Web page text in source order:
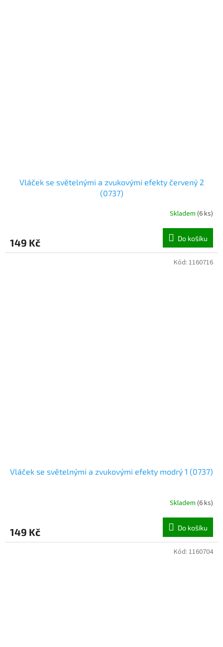
Vláček se světelnými a zvukovými efekty červený 2
(0737)
Skladem (6 ks)
149 Kč Do košíku
Vláček se světelnými a zvukovými efekty modrý 1 (0737)
Skladem (6 ks)
149 Kč Do košíku
Kód: 1160716
Kód: 1160704